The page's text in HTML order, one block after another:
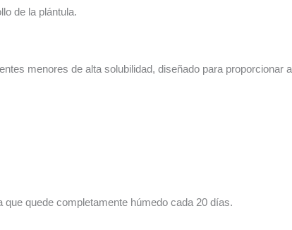
de la plántula.
menores de alta solubilidad, diseñado para proporcionar
quede completamente húmedo cada 20 días.